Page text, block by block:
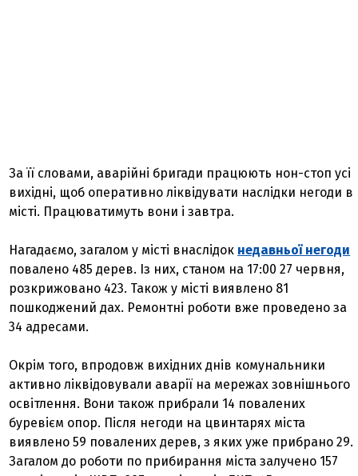
За її словами, аварійні бригади працюють нон-стоп усі
вихідні, щоб оперативно ліквідувати наслідки негоди в
місті. Працюватимуть вони і завтра.
Нагадаємо, загалом у місті внаслідок недавньої негоди
повалено 485 дерев. Із них, станом на 17:00 27 червня,
розкрижовано 423. Також у місті виявлено 81
пошкоджений дах. Ремонтні роботи вже проведено за
34 адресами.
Окрім того, впродовж вихідних днів комунальники
активно ліквідовували аварії на мережах зовнішнього
освітлення. Вони також прибрали 14 повалених
буревієм опор. Після негоди на цвинтарях міста
виявлено 59 повалених дерев, з яких уже прибрано 29.
Загалом до роботи по прибирання міста залучено 157